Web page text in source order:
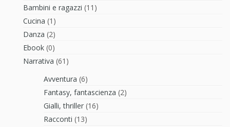
Bambini e ragazzi (11)
Cucina (1)
Danza (2)
Ebook (0)
Narrativa (61)
Avventura (6)
Fantasy, fantascienza (2)
Gialli, thriller (16)
Racconti (13)